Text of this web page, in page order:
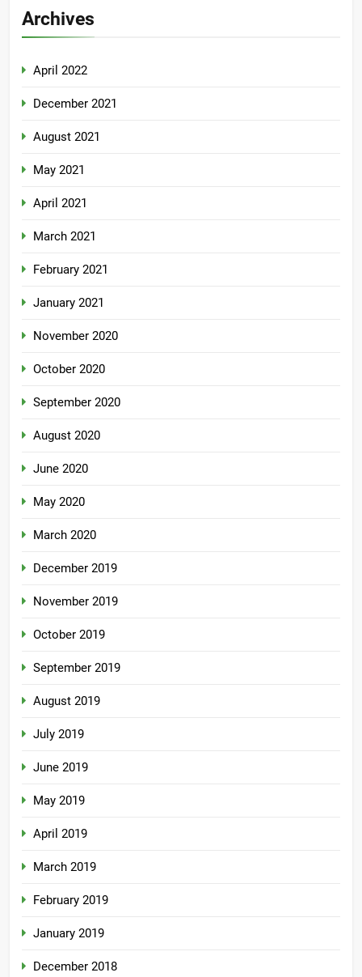
Archives
April 2022
December 2021
August 2021
May 2021
April 2021
March 2021
February 2021
January 2021
November 2020
October 2020
September 2020
August 2020
June 2020
May 2020
March 2020
December 2019
November 2019
October 2019
September 2019
August 2019
July 2019
June 2019
May 2019
April 2019
March 2019
February 2019
January 2019
December 2018